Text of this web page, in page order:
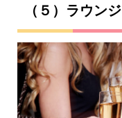
（５）ラウンジ